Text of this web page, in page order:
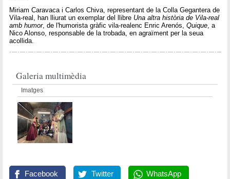
Miriam Caravaca i Carlos Chiva, representant de la Colla Gegantera de
Vila-real, han lliurat un exemplar del llibre Una altra història de Vila-real
amb humor, de l'humorista gràfic vila-realenc Enric Arenós,Quique , a
Nico Alonso, responsable de la trobada, en agraïment per la seua
acollida.
Galeria multimèdia
Imatges
Facebook Twitter WhatsApp